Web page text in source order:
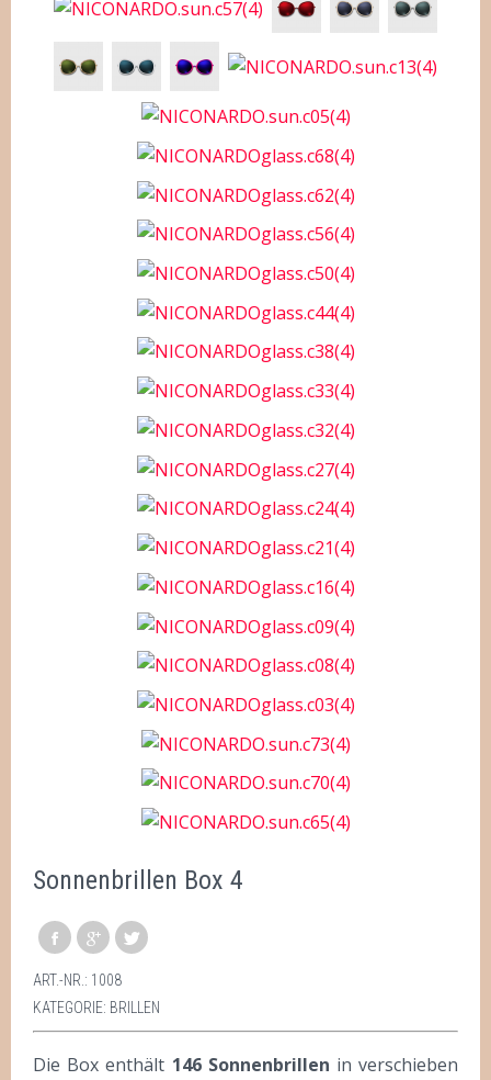
Sonnenbrillen Box 4
ART.-NR.: 1008
KATEGORIE: BRILLEN
Die Box enthält 146 Sonnenbrillen in verschieben